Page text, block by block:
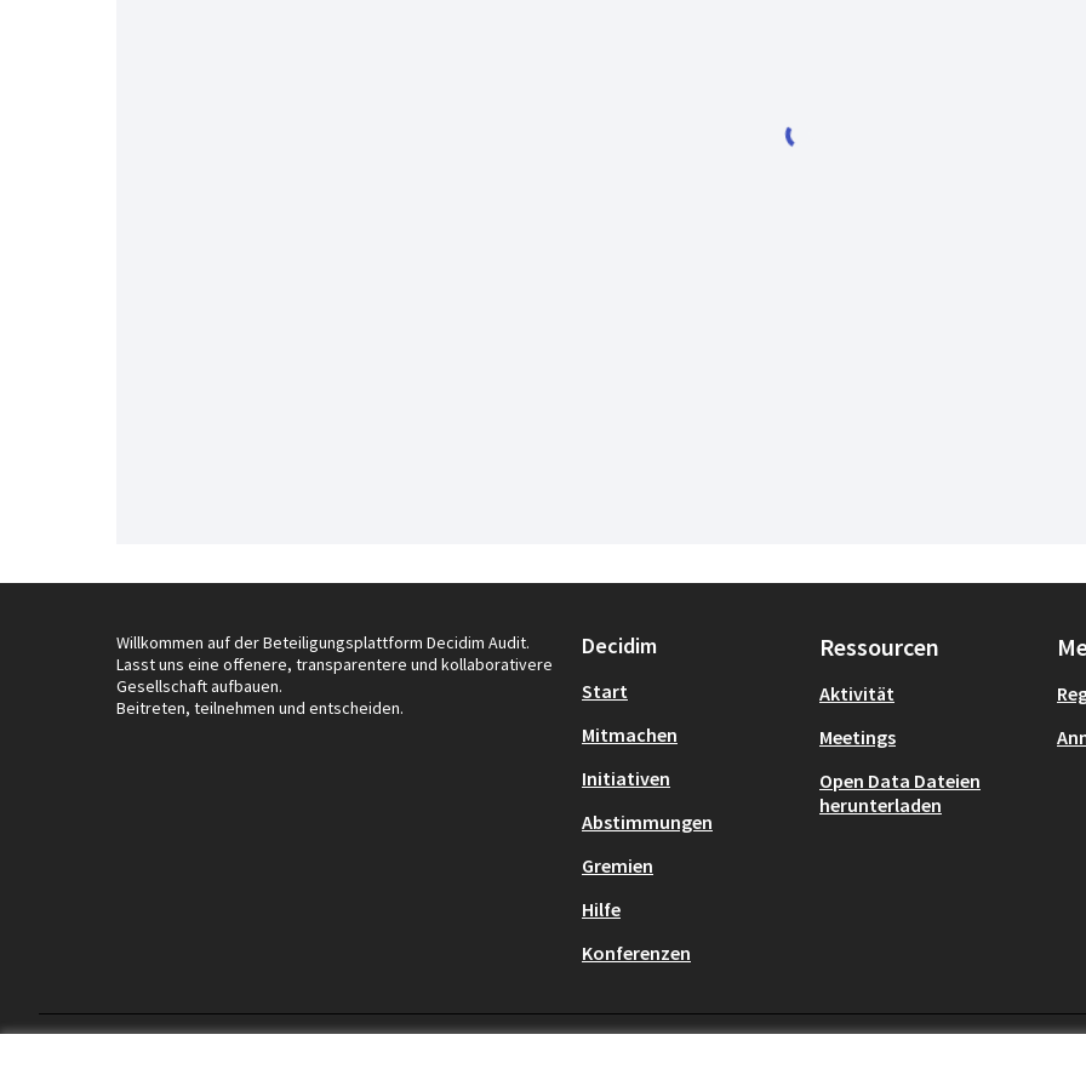
Willkommen auf der Beteiligungsplattform Decidim Audit.
Lasst uns eine offenere, transparentere und kollaborativere
Gesellschaft aufbauen.
Beitreten, teilnehmen und entscheiden.
Decidim
Start
Mitmachen
Initiativen
Abstimmungen
Gremien
Hilfe
Konferenzen
Ressourcen
Aktivität
Meetings
Open Data Dateien
herunterladen